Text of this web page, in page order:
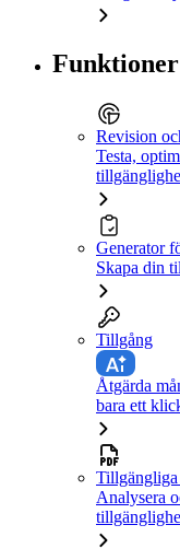
Revision
Testa,
Generator
Skapa din
Tillgång
Åtgärda
bara ett
Analysera